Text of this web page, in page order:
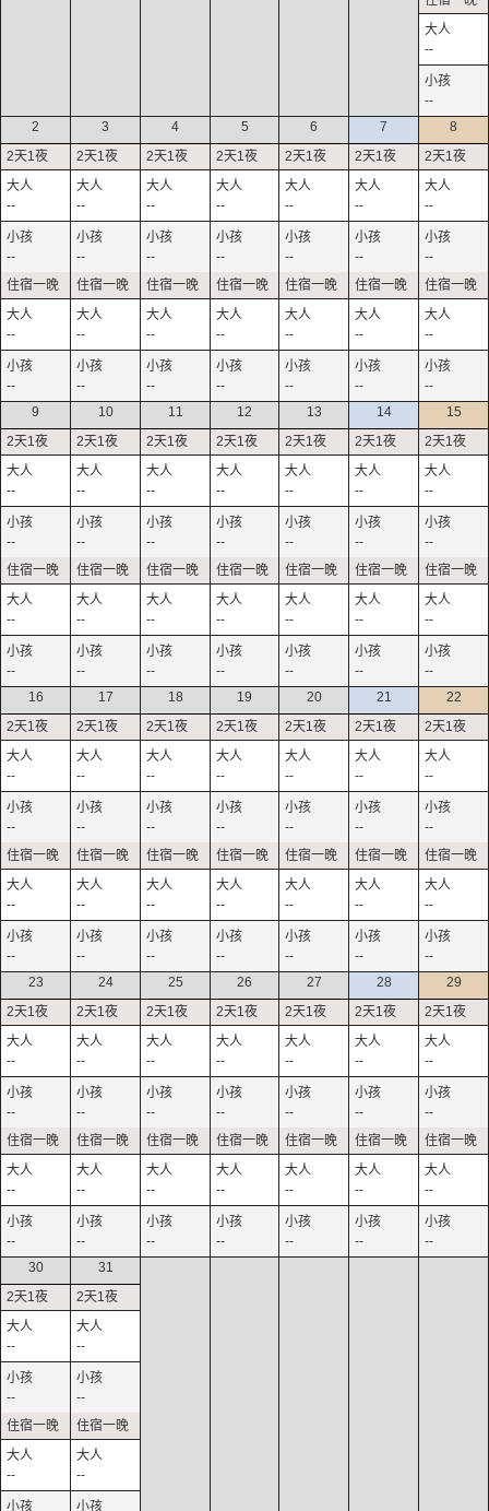
--
--
2
--
--
--
--
3
--
--
--
--
4
--
--
--
--
5
--
--
--
--
6
--
--
--
--
7
--
--
--
--
8
--
--
--
--
9
--
--
--
--
10
--
--
--
--
11
--
--
--
--
12
--
--
--
--
13
--
--
--
--
14
--
--
--
--
15
--
--
--
--
16
--
--
--
--
17
--
--
--
--
18
--
--
--
--
19
--
--
--
--
20
--
--
--
--
21
--
--
--
--
22
--
--
--
--
23
--
--
--
--
24
--
--
--
--
25
--
--
--
--
26
--
--
--
--
27
--
--
--
--
28
--
--
--
--
29
--
--
--
--
30
--
--
--
31
--
--
--